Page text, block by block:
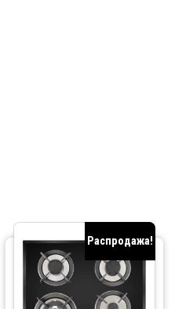
Распродажа!